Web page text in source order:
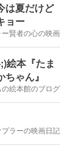
は夏だけど
ョー
ー賢者の心の映画
絵本『たま
ゃん』
の絵本館のブログ
プラーの映画日記